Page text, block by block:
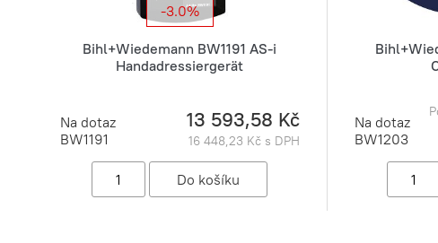
-3.0%
Bihl+Wiedemann BW1191 AS-i
Handadressiergerät
Na dotaz
BW1191
13 593,58 Kč
16 448,23 Kč s DPH
Na dotaz
BW1203